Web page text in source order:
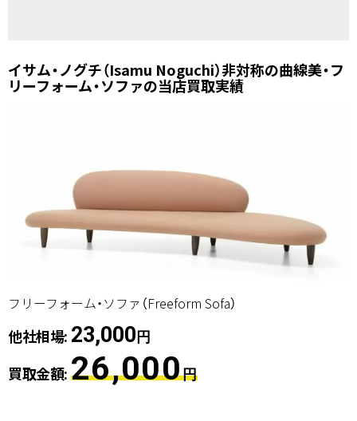
イサム・ノグチ（Isamu Noguchi）非対称の曲線美・フ
リーフォーム・ソファの当店買取実績
フリーフォーム・ソファ（Freeform Sofa）
他社相場: 23,000円
買取金額:26,000円